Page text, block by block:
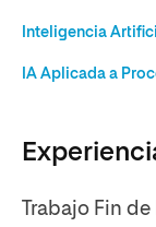
Inteligencia
IA Aplicada a
Trabajo Fin